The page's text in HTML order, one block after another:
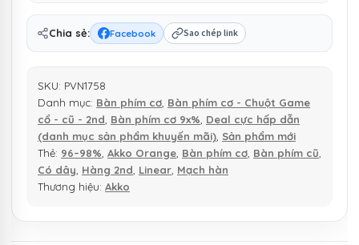
Chia sẻ: Facebook Sao chép link
SKU: PVN1758
Danh mục: Bàn phím cơ Bàn phím cơ - Chuột Game
cổ - cũ - 2nd Bàn phím cơ 9x% Deal cực hấp dẫn
(danh mục sản phẩm khuyến mãi) Sản phẩm mới
Thẻ: 96–98% Akko Orange Bàn phím cơ Bàn phím cũ
Có dây Hàng 2nd Linear Mạch hàn
Thương hiệu: Akko